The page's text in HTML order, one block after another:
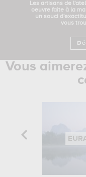
Les artisans de
oeuvre faite à la
un souci
vous
Vous